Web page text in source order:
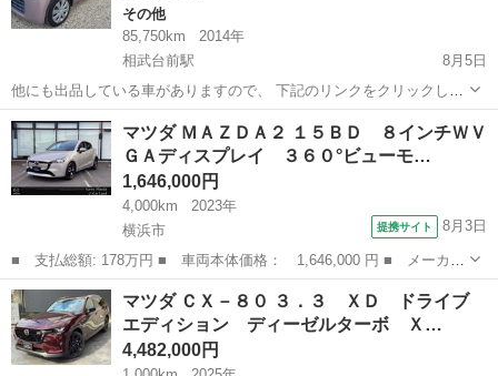
その他
85,750km
2014年
相武台前駅
8月5日
他にも出品している車がありますので、 下記のリンクをクリックして
みてください。 https://jmty.jp/profiles/51c5354114269e47c50000fe 最
後まで連絡取れる、本気で興...
神奈川 相模原市 相武台前駅
マツダ ＭＡＺＤＡ２ １５ＢＤ ８インチＷＶ
ＧＡディスプレイ ３６０°ビューモ…
1,646,000円
4,000km
2023年
横浜市
提携サイト 8月3日
■ 支払総額: 178万円 ■ 車両本体価格： 1,646,000 円 ■ メーカー
名： マツダ ■ 車種名： ＭＡＺＤＡ２ ■ グレード名： １５Ｂ
Ｄ ８インチＷＶＧＡディスプレイ ３６０°ビューモニター ＬＥＤ
ヘッドラ...
神奈川 横浜市 マツダ
マツダ ＣＸ－８０ ３．３ ＸＤ ドライブ
エディション ディーゼルターボ Ｘ…
4,482,000円